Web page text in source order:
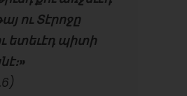
ու Տէրոջը
ետեւէդ պիտի
»